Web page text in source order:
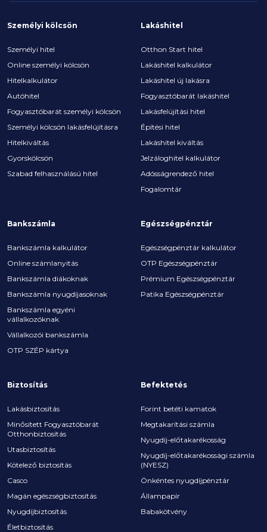
Személyi kölcsön
Személyi hitel
Online személyi kölcsön
Hitelkalkulátor
Autóhitel
Fogyasztóbarát személyi kölcsön
Személyi kölcsön lakásfelújításra
Hitelkiváltás
Gyorskölcsön
Szabad felhasználású hitel
Lakáshitel
Otthon Start hitel
Lakáshitel kalkulátor
Lakáshitel új lakásra
Fogyasztóbarát lakáshitel
Lakásfelújítási hitel
Építési hitel
Lakáshitel kiváltás
Jelzáloghitel kalkulátor
Adósságrendező hitel
Fogalomtár
Bankszámla
Bankszámla kalkulátor
Online számlanyitás
Bankszámla diákoknak
Bankszámla nyugdíjasoknak
Bankszámla egyéni
vállalkozóknak
Vállalkozói bankszámla
OTP SZÉP kártya
Egészségpénztár
Egészségpénztár kalkulátor
OTP Egészségpénztár
Prémium Egészségpénztár
Patika Egészségpénztár
Biztosítás
Lakásbiztosítás
Minősített Fogyasztóbarát
Otthonbiztosítás
Utasbiztosítás
Kötelező biztosítás
Casco
Magán egészségbiztosítás
Nyugdíjbiztosítás
Életbiztosítás
Befektetés
Forint betéti kamatok
Megtakarítási számla
Nyugdíj-előtakarékosság
Nyugdíj-előtakarékossági számla
(NYESZ)
Önkéntes nyugdíjpénztár
Állampapír
Babakötvény